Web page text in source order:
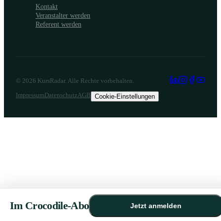
Kontakt
Veranstalter werden
Referent werden
© 2026 KursRadar. Alle Rechte vorbehalten.
ImpressumDatenschutzAGB Cookie-Einstellungen
Im Crocodile-Abo Jetzt anmelden